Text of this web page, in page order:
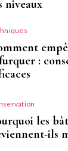
niveaux
:
les
ils